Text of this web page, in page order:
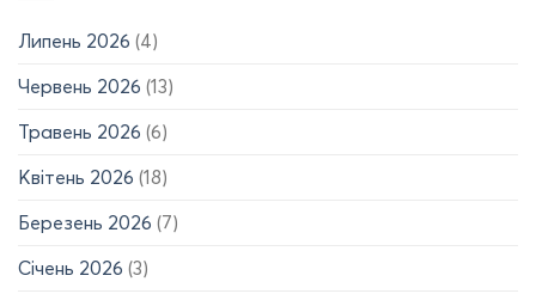
Липень 2026 (4)
Червень 2026 (13)
Травень 2026 (6)
Квітень 2026 (18)
Березень 2026 (7)
Січень 2026 (3)